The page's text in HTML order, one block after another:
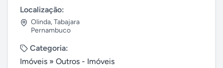
Localização:
Olinda,Tabajara
Pernambuco
Categoria:
Imóveis » Outros - Imóveis